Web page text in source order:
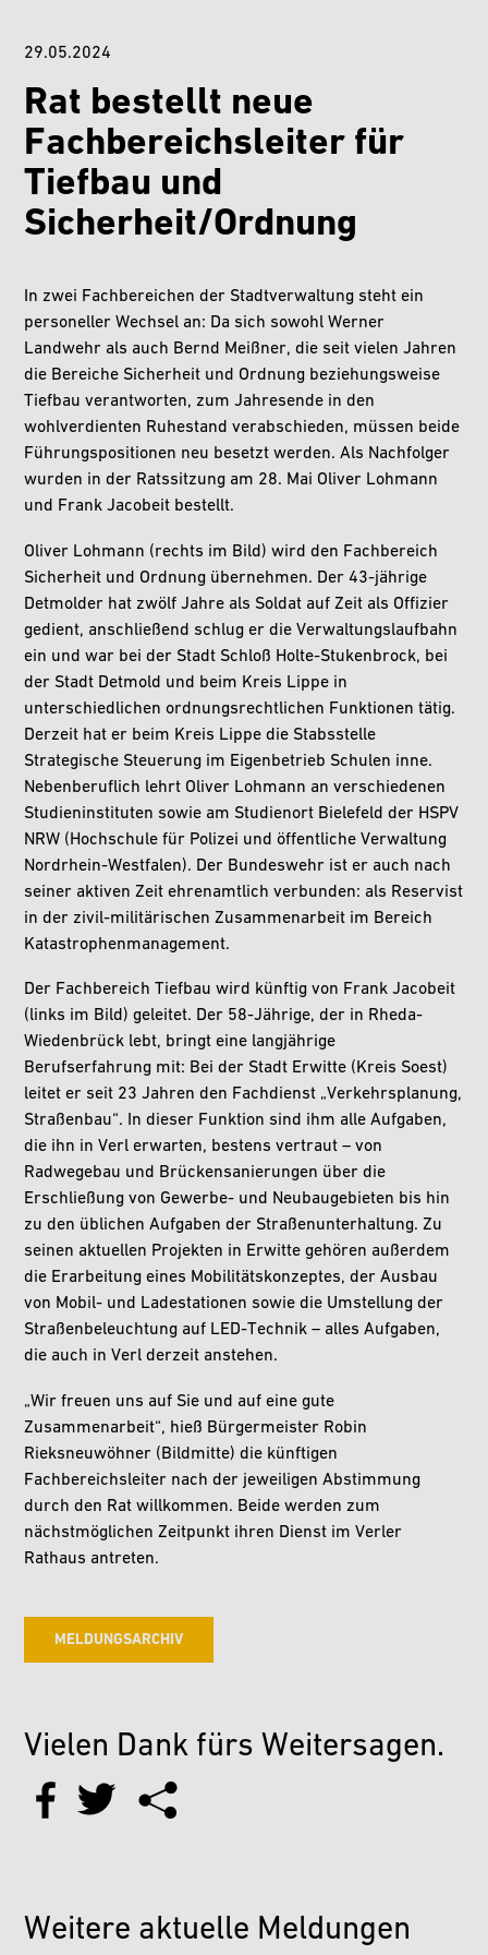
29.05.2024
Rat bestellt neue
Fachbereichsleiter für
Tiefbau und
Sicherheit/Ordnung
In zwei Fachbereichen der Stadtverwaltung steht ein
personeller Wechsel an: Da sich sowohl Werner
Landwehr als auch Bernd Meißner, die seit vielen Jahren
die Bereiche Sicherheit und Ordnung beziehungsweise
Tiefbau verantworten, zum Jahresende in den
wohlverdienten Ruhestand verabschieden, müssen beide
Führungspositionen neu besetzt werden. Als Nachfolger
wurden in der Ratssitzung am 28. Mai Oliver Lohmann
und Frank Jacobeit bestellt.
Oliver Lohmann (rechts im Bild) wird den Fachbereich
Sicherheit und Ordnung übernehmen. Der 43-jährige
Detmolder hat zwölf Jahre als Soldat auf Zeit als Offizier
gedient, anschließend schlug er die Verwaltungslaufbahn
ein und war bei der Stadt Schloß Holte-Stukenbrock, bei
der Stadt Detmold und beim Kreis Lippe in
unterschiedlichen ordnungsrechtlichen Funktionen tätig.
Derzeit hat er beim Kreis Lippe die Stabsstelle
Strategische Steuerung im Eigenbetrieb Schulen inne.
Nebenberuflich lehrt Oliver Lohmann an verschiedenen
Studieninstituten sowie am Studienort Bielefeld der HSPV
NRW (Hochschule für Polizei und öffentliche Verwaltung
Nordrhein-Westfalen). Der Bundeswehr ist er auch nach
seiner aktiven Zeit ehrenamtlich verbunden: als Reservist
in der zivil-militärischen Zusammenarbeit im Bereich
Katastrophenmanagement.
Der Fachbereich Tiefbau wird künftig von Frank Jacobeit
(links im Bild) geleitet. Der 58-Jährige, der in Rheda-
Wiedenbrück lebt, bringt eine langjährige
Berufserfahrung mit: Bei der Stadt Erwitte (Kreis Soest)
leitet er seit 23 Jahren den Fachdienst „Verkehrsplanung,
Straßenbau“. In dieser Funktion sind ihm alle Aufgaben,
die ihn in Verl erwarten, bestens vertraut – von
Radwegebau und Brückensanierungen über die
Erschließung von Gewerbe- und Neubaugebieten bis hin
zu den üblichen Aufgaben der Straßenunterhaltung. Zu
seinen aktuellen Projekten in Erwitte gehören außerdem
die Erarbeitung eines Mobilitätskonzeptes, der Ausbau
von Mobil- und Ladestationen sowie die Umstellung der
Straßenbeleuchtung auf LED-Technik – alles Aufgaben,
die auch in Verl derzeit anstehen.
„Wir freuen uns auf Sie und auf eine gute
Zusammenarbeit“, hieß Bürgermeister Robin
Rieksneuwöhner (Bildmitte) die künftigen
Fachbereichsleiter nach der jeweiligen Abstimmung
durch den Rat willkommen. Beide werden zum
nächstmöglichen Zeitpunkt ihren Dienst im Verler
Rathaus antreten.
MELDUNGSARCHIV
Vielen Dank fürs Weitersagen.
Weitere aktuelle Meldungen